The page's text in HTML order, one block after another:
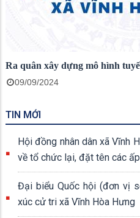
Ra quân xây dựng mô hình
09/09/2024
TIN MỚI
Hội đồng nhân dân xã Vĩnh
về tổ chức lại, đặt tên các
Đại biểu Quốc hội (đơn vị
xúc cử tri xã Vĩnh Hòa Hưng